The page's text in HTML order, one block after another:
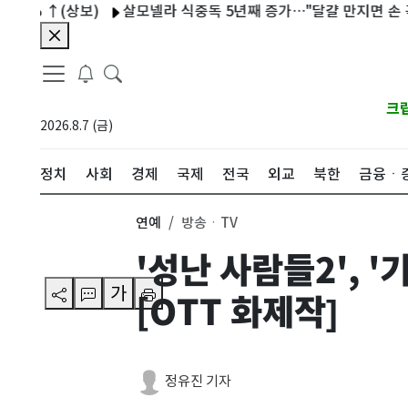
상보) 살모넬라 식중독 5년째 증가…"달걀 만지면 손 꼭 씻어
2026.8.7 (금)
크
정치 사회 경제 국제 전국 외교 북한 금융ㆍ
가
연예 방송ㆍTV
'성난 사람들2', '
[OTT 화제작]
정유진 기자